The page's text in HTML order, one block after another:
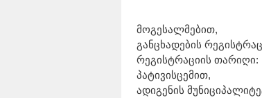
მოგესალმებით,
განცხადების
რეგისტრაციის თარიღი:
პატივისცემით,
ადიგენის